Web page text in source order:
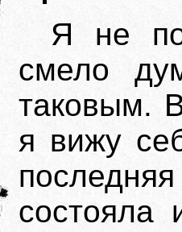
Я не
смело
таковым.
я вижу
состояла